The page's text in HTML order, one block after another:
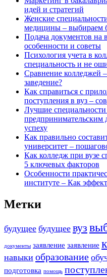
идей и стратегий
Женские
медицины – выбираем
Подача документов на
особенности и советы
Психология учета в
специальность и не
Сравнение колледжей
заведение?
Как справиться с
поступления в вуз –
Лучшие
предпринимательским
успеху
Как правильно
университет –
Как колледж при вузе
5 ключевых факторов
Особенности
институте – Как
Метки
будущее будущее вуз
документы заявление заявление
навыки образование
подготовка помощь